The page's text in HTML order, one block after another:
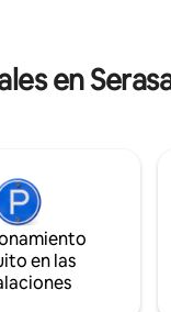
entorno
agradable.
en
en las